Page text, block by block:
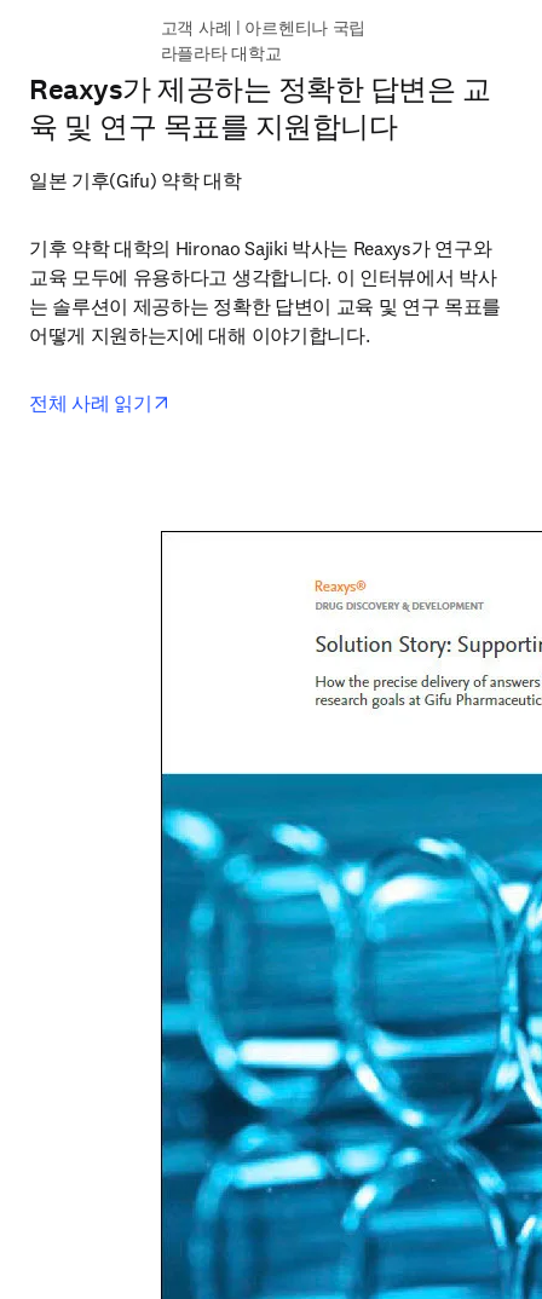
고객 사례 | 아르헨티나 국립
라플라타 대학교
Reaxys가 제공하는 정확한 답변은 교
육 및 연구 목표를 지원합니다
일본 기후(Gifu) 약학 대학
기후 약학 대학의 Hironao Sajiki 박사는 Reaxys가 연구와
교육 모두에 유용하다고 생각합니다. 이 인터뷰에서 박사
는 솔루션이 제공하는 정확한 답변이 교육 및 연구 목표를
어떻게 지원하는지에 대해 이야기합니다.
전체 사례 읽기